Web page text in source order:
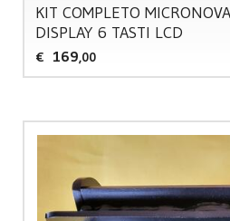
KIT COMPLETO MICRONOVA
DISPLAY6 TASTI LCD
€ 169,00